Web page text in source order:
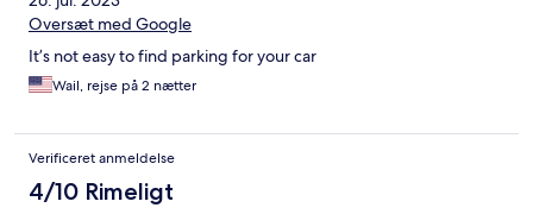
Oversæt med Google
It’s not easy to find parking for your car
Wail, rejse på 2 nætter
Verificeret anmeldelse
4/10 Rimeligt